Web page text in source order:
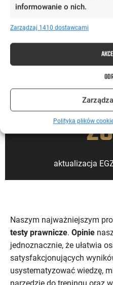
informowanie o nich.
Zarządzaj 1410 dostawcami
Polityka plików
powtarzalności bazy
aktualizacja
Naszym najważniejszym
testy prawnicze. Opinie
jednoznacznie, że ułatwia
satysfakcjonujących
usystematyzować wiedzę,
narzędzie do treningu oraz